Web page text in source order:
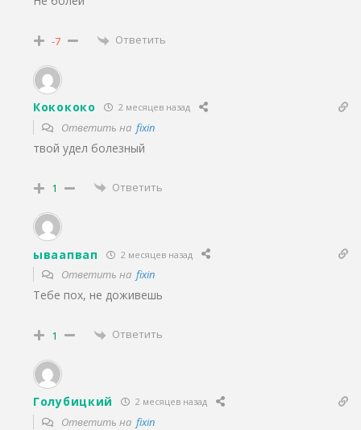
-7 Ответить
Кокококо 2 месяцев назад
Ответить на fixin
твой удел болезный
1 Ответить
ываапвап 2 месяцев назад
Ответить на fixin
Тебе пох, не доживешь
1 Ответить
Голубицкий 2 месяцев назад
Ответить на fixin